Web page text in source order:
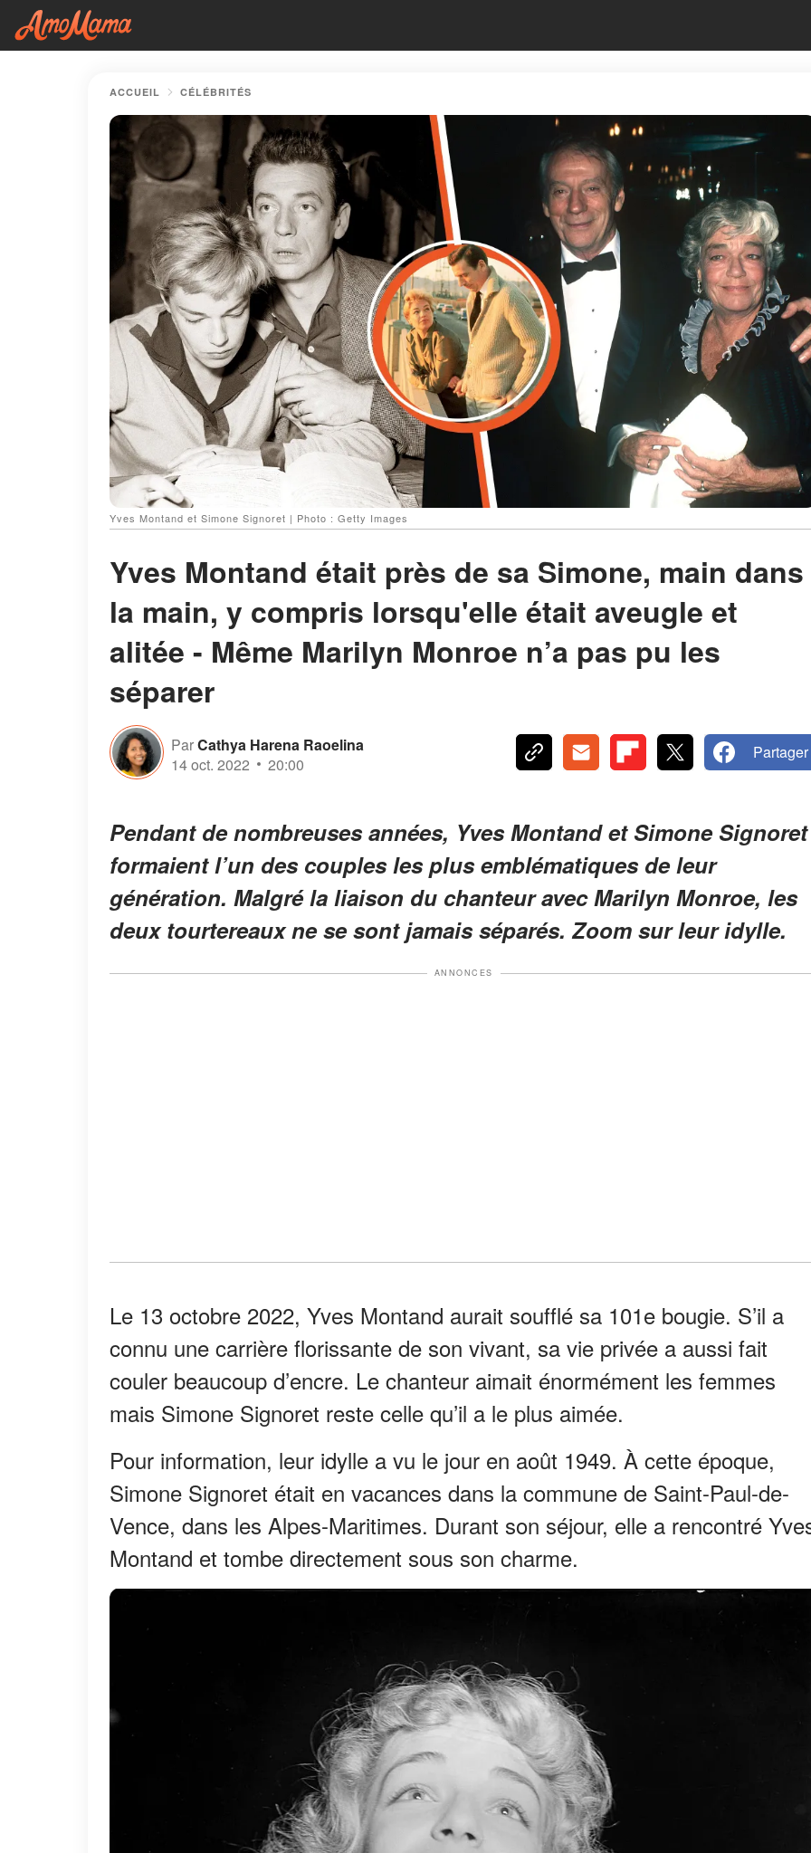
ACCUEIL CÉLÉBRITÉS
Yves Montand et Simone Signoret | Photo : Getty Images
Yves Montand était près de sa Simone, main dans
la main, y compris lorsqu'elle était aveugle et
alitée - Même Marilyn Monroe n’a pas pu les
séparer
ParCathya Harena Raoelina
14 oct. 2022
20:00
Partager
Pendant de nombreuses années, Yves Montand et Simone Signoret
formaient l’un des couples les plus emblématiques de leur
génération. Malgré la liaison du chanteur avec Marilyn Monroe, les
deux tourtereaux ne se sont jamais séparés. Zoom sur leur idylle.
ANNONCES
Le 13 octobre 2022, Yves Montand aurait soufflé sa 101e bougie. S’il a
connu une carrière florissante de son vivant, sa vie privée a aussi fait
couler beaucoup d’encre. Le chanteur aimait énormément les femmes
mais Simone Signoret reste celle qu’il a le plus aimée.
Pour information, leur idylle a vu le jour en août 1949. À cette époque,
Simone Signoret était en vacances dans la commune de Saint-Paul-de-
Vence, dans les Alpes-Maritimes. Durant son séjour, elle a rencontré
Montand et tombe directement sous son charme.